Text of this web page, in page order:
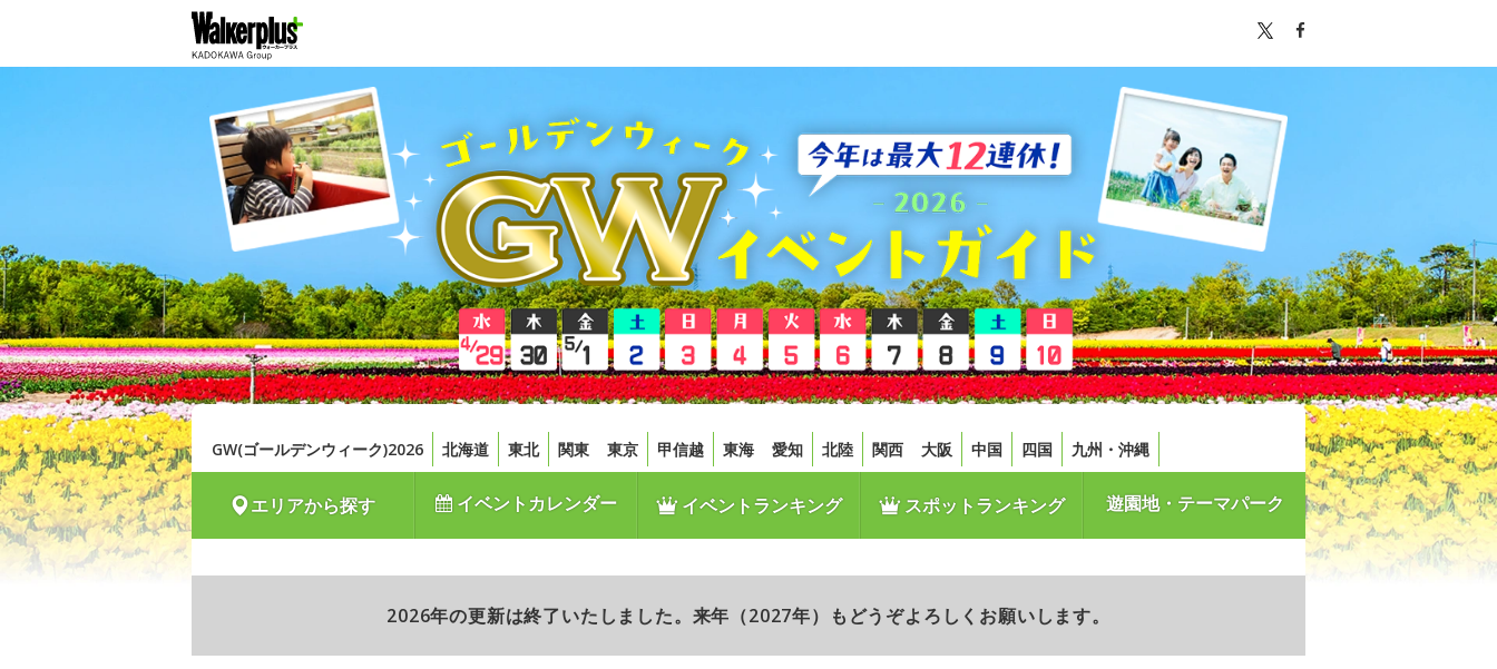
GW(ゴールデンウィーク)2026 北海道 東北 関東 東京 甲信越 東海 愛知 北陸 関西 大阪 中国 四国 九州・沖縄
エリアから探す イベントカレンダー イベントランキング スポットランキング 遊園地・テーマパーク
2026年の更新は終了いたしました。来年（2027年）もどうぞよろしくお願いします。